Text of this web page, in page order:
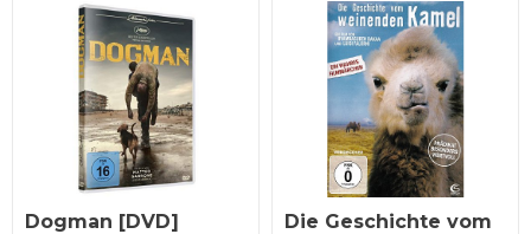
Dogman [DVD]
Die Geschichte vom